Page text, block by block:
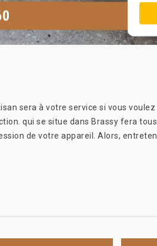
sera à votre service si vous
qui se situe dans Brassy fera
de votre appareil. Alors,